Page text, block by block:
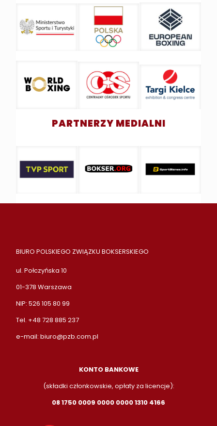
PARTNERZY MEDIALNI
BIURO POLSKIEGO ZWIĄZKU BOKSERSKIEGO
ul. Połczyńska 10
01-378 Warszawa
NIP: 526 105 80 99
Tel. +48 728 885 237
e-mail: biuro@pzb.com.pl
KONTO BANKOWE
(składki członkowskie, opłaty za licencje):
08 1750 0009 0000 0000 1310 4166